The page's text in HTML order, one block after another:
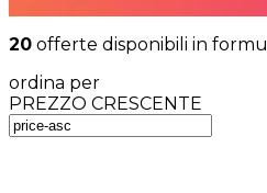
20 offerte disponibili in
ordina per
PREZZO CRESCENTE